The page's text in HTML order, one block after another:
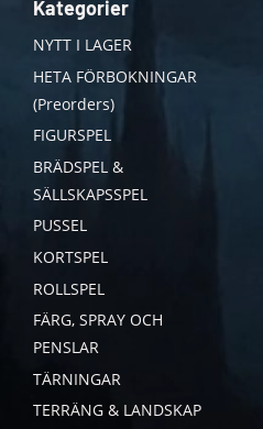
Kategorier
NYTT I LAGER
HETA FÖRBOKNINGAR
(Preorders)
FIGURSPEL
BRÄDSPEL &
SÄLLSKAPSSPEL
PUSSEL
KORTSPEL
ROLLSPEL
FÄRG, SPRAY OCH
PENSLAR
TÄRNINGAR
TERRÄNG & LANDSKAP